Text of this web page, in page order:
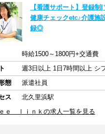
【看護サポート】登録制
健康チェックetc♪介護施
録◎
時給1500～1800円+交通費
態
派遣社員
ス
北久里浜駅
ｅ ｌｉｎｋの求人一覧を見る